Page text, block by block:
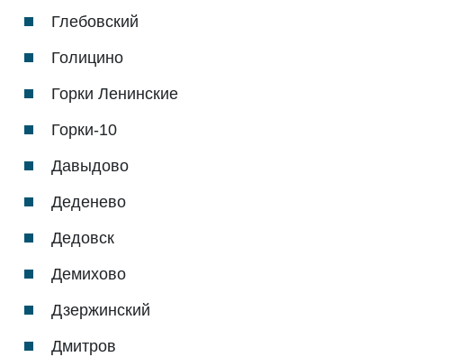
Глебовский
Голицино
Горки Ленинские
Горки-10
Давыдово
Деденево
Дедовск
Демихово
Дзержинский
Дмитров